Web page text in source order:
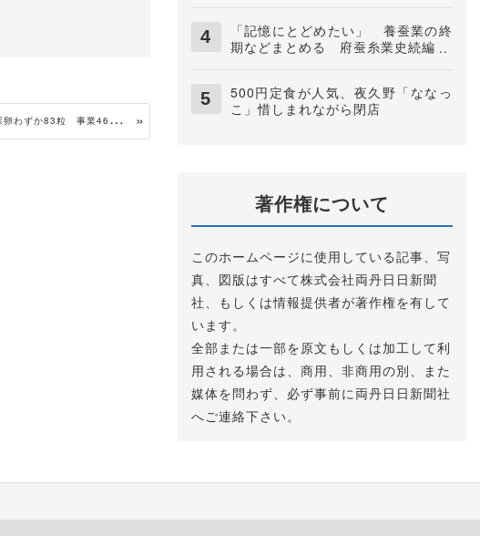
サ
ケ稚魚放流断念 由良川で採卵わずか83粒 事業46年で初めて
「記憶にとどめたい」 養蚕業の終
期などまとめる 府蚕糸業史続編
500円定食が人気、夜久野「ななっ
こ」惜しまれながら閉店
著作権について
このホームページに使用している記事、写
真、図版はすべて株式会社両丹日日新聞
社、もしくは情報提供者が著作権を有して
います。
全部または一部を原文もしくは加工して利
用される場合は、商用、非商用の別、また
媒体を問わず、必ず事前に両丹日日新聞社
へご連絡下さい。